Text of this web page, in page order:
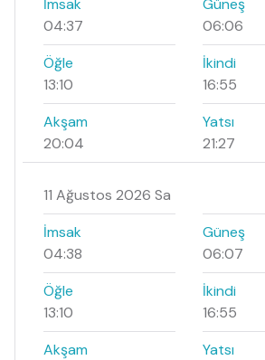
04:37
06:06
Öğle
13:10
İkindi
16:55
Akşam
20:04
Yatsı
21:27
11 Ağustos 2026 Sa
İmsak
04:38
Güneş
06:07
Öğle
13:10
İkindi
16:55
Akşam
Yatsı